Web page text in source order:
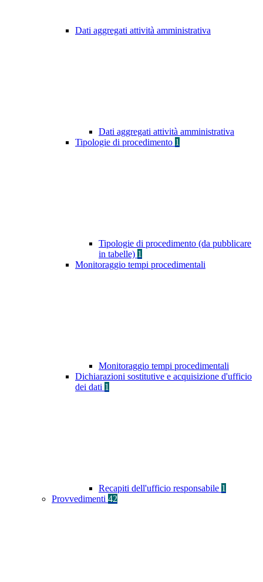
Dati aggregati attività amministrativa
Dati aggregati attività amministrativa
Tipologie di procedimento 1
Tipologie di procedimento (da pubblicare
in tabelle) 1
Monitoraggio tempi procedimentali
Monitoraggio tempi procedimentali
Dichiarazioni sostitutive e acquisizione d'ufficio
dei dati 1
Recapiti dell'ufficio responsabile 1
Provvedimenti 42